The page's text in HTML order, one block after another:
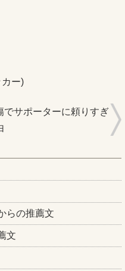
ー)
でサポーターに頼りすぎ
らの推薦文
文